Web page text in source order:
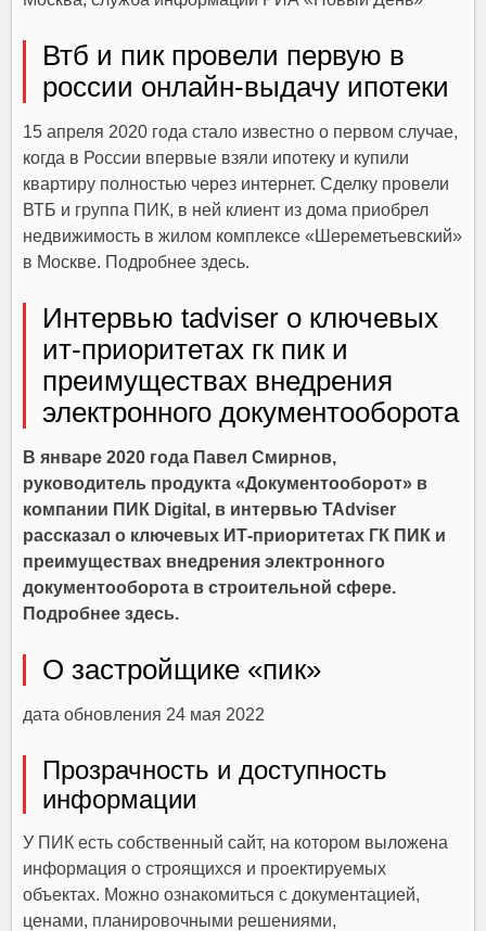
Втб и пик провели первую в
россии онлайн-выдачу ипотеки
15 апреля 2020 года стало известно о первом случае,
когда в России впервые взяли ипотеку и купили
квартиру полностью через интернет. Сделку провели
ВТБ и группа ПИК, в ней клиент из дома приобрел
недвижимость в жилом комплексе «Шереметьевский»
в Москве. Подробнее здесь.
Интервью tadviser о ключевых
ит-приоритетах гк пик и
преимуществах внедрения
электронного документооборота
В январе 2020 года Павел Смирнов,
руководитель продукта «Документооборот» в
компании ПИК Digital, в интервью TAdviser
рассказал о ключевых ИТ-приоритетах ГК ПИК и
преимуществах внедрения электронного
документооборота в строительной сфере.
Подробнее здесь.
О застройщике «пик»
дата обновления 24 мая 2022
Прозрачность и доступность
информации
У ПИК есть собственный сайт, на котором выложена
информация о строящихся и проектируемых
объектах. Можно ознакомиться с документацией,
ценами, планировочными решениями,